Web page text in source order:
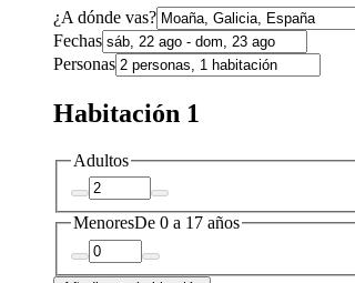
¿A dónde vas?
Fechas
Personas
Habitación 1
Adultos
MenoresDe 0 a 17 años